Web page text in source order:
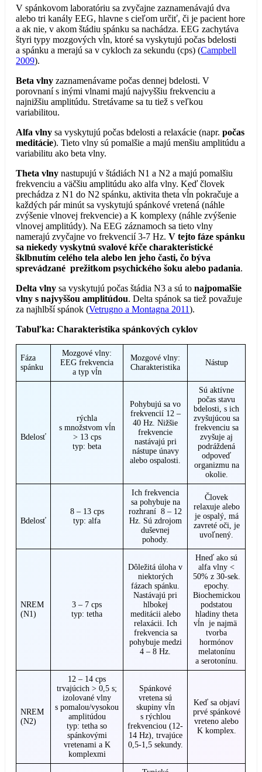
V spánkovom laboratóriu sa zvyčajne zaznamenávajú dva
alebo tri kanály EEG, hlavne s cieľom určiť, či je pacient hore
a ak nie, v akom štádiu spánku sa nachádza. EEG zachytáva
štyri typy mozgových vĺn, ktoré sa vyskytujú počas bdelosti
a spánku a merajú sa v cykloch za sekundu (cps) (Campbell
2009).
Beta vlny zaznamenávame počas dennej bdelosti. V
porovnaní s inými vlnami majú najvyššiu frekvenciu a
najnižšiu amplitúdu. Stretávame sa tu tiež s veľkou
variabilitou.
Alfa vlny sa vyskytujú počas bdelosti a relaxácie (napr.počas
meditácie). Tieto vlny sú pomalšie a majú menšiu amplitúdu a
variabilitu ako beta vlny.
Theta vlny nastupujú v štádiách N1 a N2 a majú pomalšiu
frekvenciu a väčšiu amplitúdu ako alfa vlny. Keď človek
prechádza z N1 do N2 spánku, aktivita theta vĺn pokračuje a
každých pár minút sa vyskytujú spánkové vretená (náhle
zvýšenie vlnovej frekvencie) a K komplexy (náhle zvýšenie
vlnovej amplitúdy). Na EEG záznamoch sa tieto vlny
namerajú zvyčajne vo frekvencií 3-7 Hz. V tejto fáze spánku
sa niekedy vyskytnú svalové kŕče charakteristické
šklbnutím celého tela alebo len jeho časti, čo býva
sprevádzané prežitkom psychického šoku alebo padania.
Delta vlny sa vyskytujú počas štádia N3 a sú tonajpomalšie
vlny s najvyššou amplitúdou. Delta spánok sa tiež považuje
za najhlbší spánok (Vetrugno a Montagna 2011).
Tabuľka: Charakteristika spánkových cyklov
Fáza
spánku
Mozgové vlny:
EEG frekvencia
a typ vĺn
Mozgové vlny:
Charakteristika
Nástup
Bdelosť
rýchla
s množstvom vĺn
> 13 cps
typ: beta
Pohybujú sa vo
frekvencií 12 –
40 Hz. Nižšie
frekvencie
nastávajú pri
nástupe únavy
alebo ospalosti.
Sú aktívne
počas stavu
bdelosti, s ich
zvyšujúcou sa
frekvenciu sa
zvyšuje aj
podráždená
odpoveď
organizmu na
okolie.
Bdelosť
8 – 13 cps
typ: alfa
Ich frekvencia
sa pohybuje na
rozhraní 8 – 12
Hz. Sú zdrojom
duševnej
pohody.
Človek
relaxuje alebo
je ospalý, má
zavreté oči, je
uvoľnený.
NREM
(N1)
3 – 7 cps
typ: tetha
Dôležitá úloha v
niektorých
fázach spánku.
Nastávajú pri
hlbokej
meditácii alebo
relaxácii. Ich
frekvencia sa
pohybuje medzi
4 – 8 Hz.
Hneď ako sú
alfa vlny <
50% z 30-sek.
epochy.
Biochemickou
podstatou
hladiny theta
vĺn je najmä
tvorba
hormónov
melatonínu
a serotonínu.
NREM
(N2)
12 – 14 cps
trvajúcich > 0,5 s;
izolované vlny
s pomalou/vysokou
amplitúdou
typ: tetha so
spánkovými
vretenami a K
komplexmi
Spánkové
vretena sú
skupiny vĺn
s rýchlou
frekvenciou (12-
14 Hz), trvajúce
0,5-1,5 sekundy.
Keď sa objaví
prvé spánkové
vreteno alebo
K komplex.